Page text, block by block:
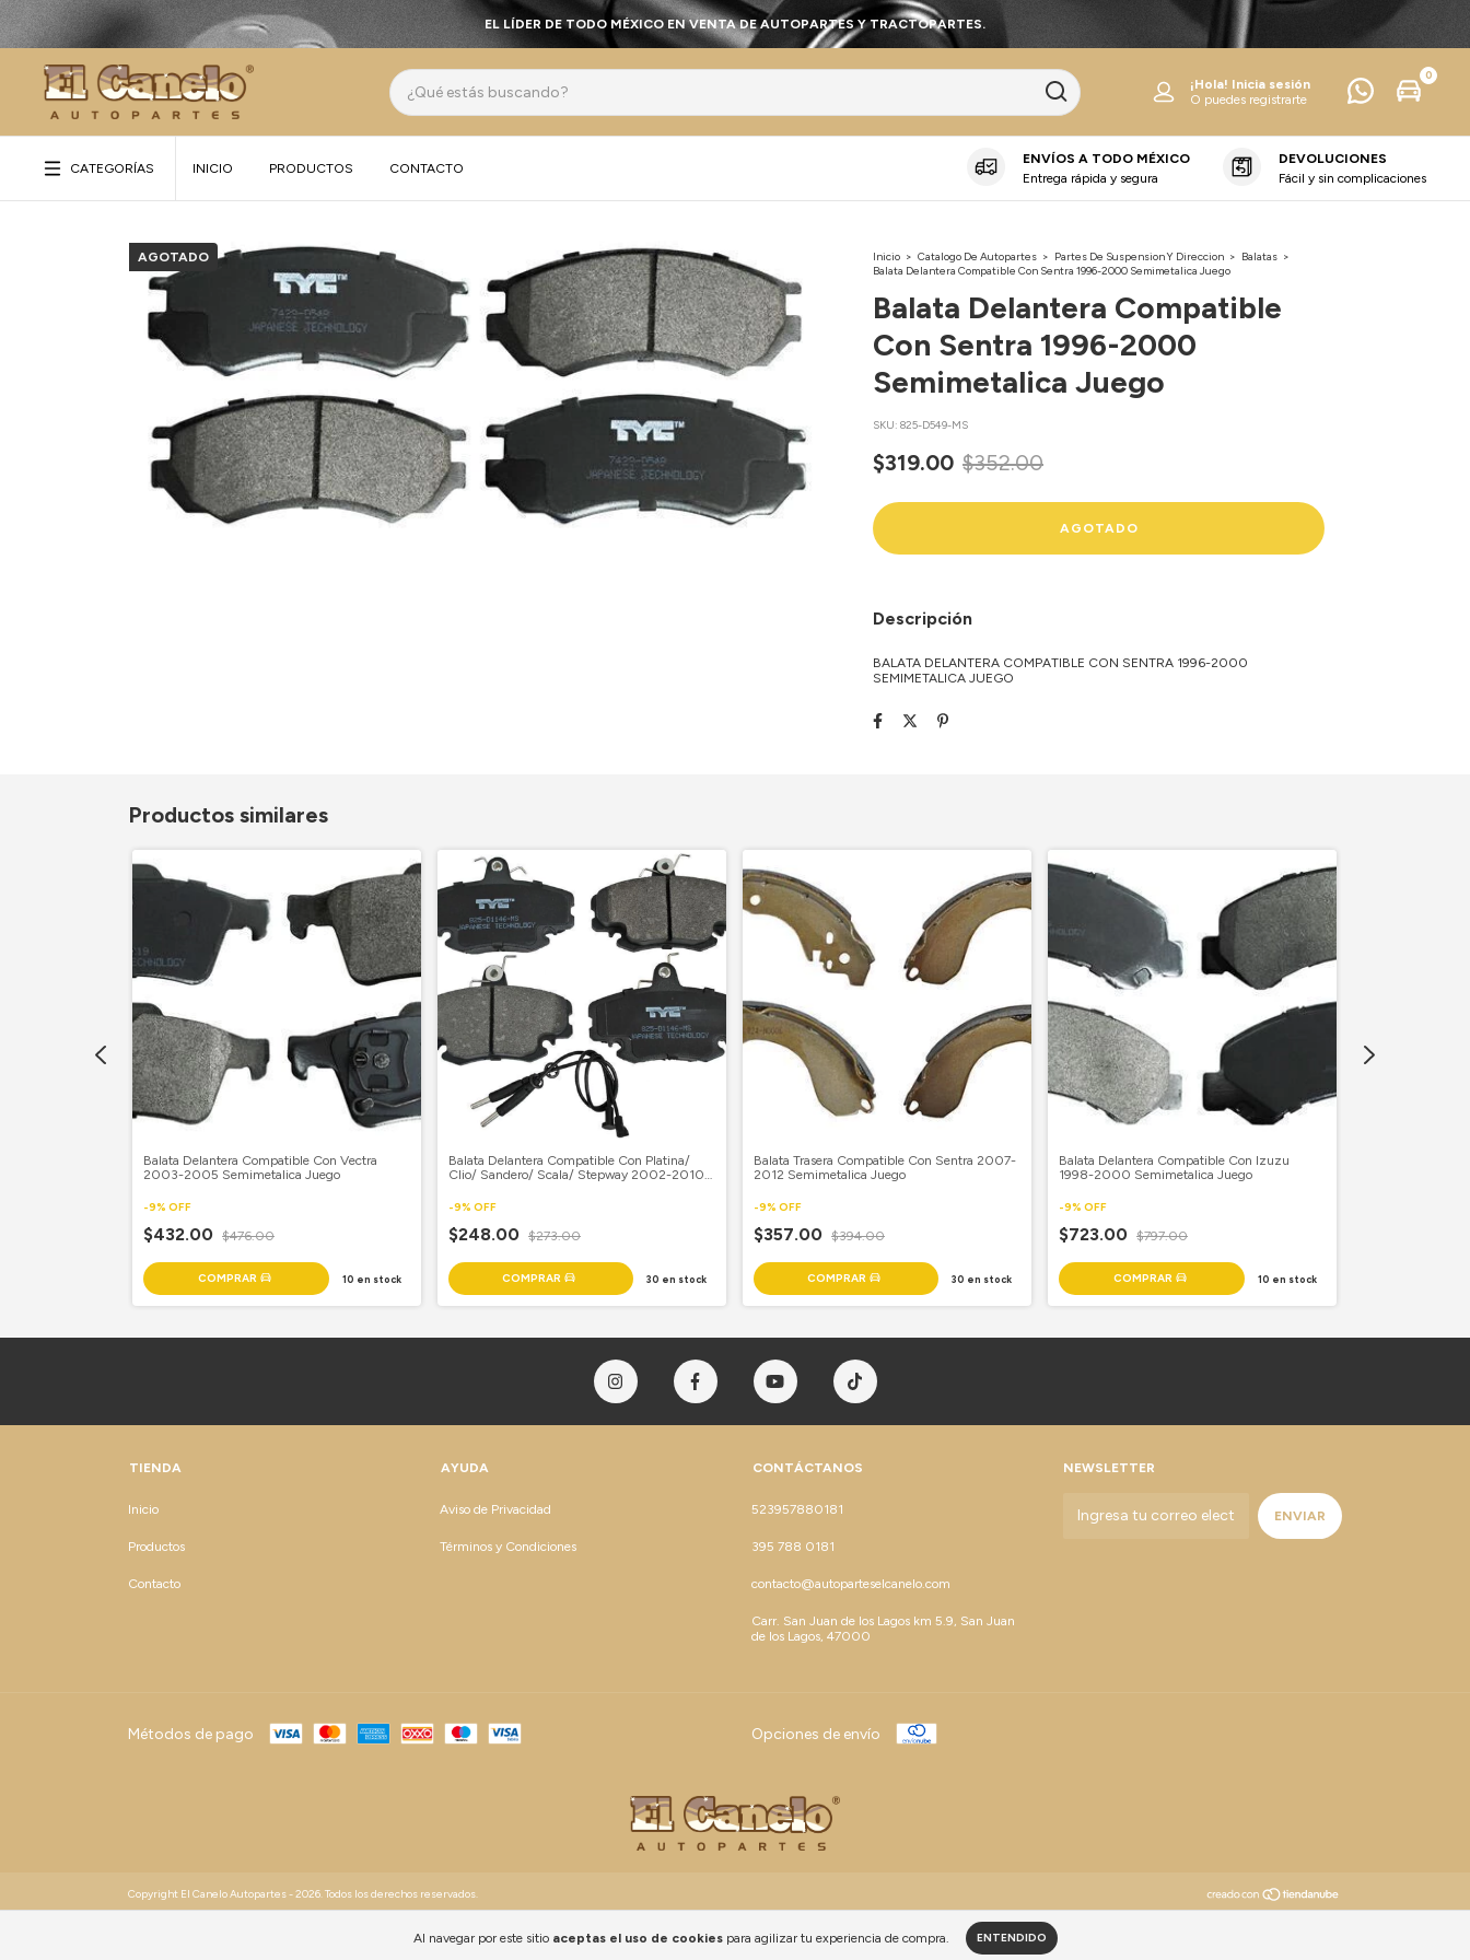
EL LÍDER DE TODO MÉXICO EN VENTA DE AUTOPARTES Y TRACTOPARTES.
¡Hola! Inicia sesión
O puedes registrarte
0
CATEGORÍAS INICIO PRODUCTOS CONTACTO
ENVÍOS A TODO MÉXICO
Entrega rápida y segura
DEVOLUCIONES
Fácil y sin complicaciones
Al navegar por este sitio aceptas el uso de cookiespara agilizar tu experiencia de compra. ENTENDIDO
AGOTADO Inicio > Catalogo De Autopartes > Partes De Suspension Y Direccion > Balatas >
Balata Delantera Compatible Con Sentra 1996-2000 Semimetalica Juego
Balata Delantera Compatible
Con Sentra 1996-2000
Semimetalica Juego
SKU: 825-D549-MS
$319.00 $352.00
Descripción
BALATA DELANTERA COMPATIBLE CON SENTRA 1996-2000
SEMIMETALICA JUEGO
Productos similares
Balata Delantera Compatible Con Vectra
2003-2005 Semimetalica Juego
-9% OFF
$432.00 $476.00
10 en stock
Balata Delantera Compatible Con Platina/
Clio/ Sandero/ Scala/ Stepway 2002-2010
-9% OFF
$248.00 $273.00
30 en stock
Balata Trasera Compatible Con Sentra 2007-
2012 Semimetalica Juego
-9% OFF
$357.00 $394.00
30 en stock
Balata Delantera Compatible Con Izuzu
1998-2000 Semimetalica Juego
-9% OFF
$723.00 $797.00
10 en stock
TIENDA
Inicio
Productos
Contacto
AYUDA
Aviso de Privacidad
Términos y Condiciones
CONTÁCTANOS
523957880181
395 788 0181
contacto@autoparteselcanelo.com
Carr. San Juan de los Lagos km 5.9, San Juan
de los Lagos, 47000
NEWSLETTER
Métodos de pago Opciones de envío
Copyright El Canelo Autopartes - 2026. Todos los derechos reservados.